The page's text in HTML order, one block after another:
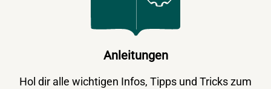
Anleitungen
Hol dir alle wichtigen Infos, Tipps und Tricks zum